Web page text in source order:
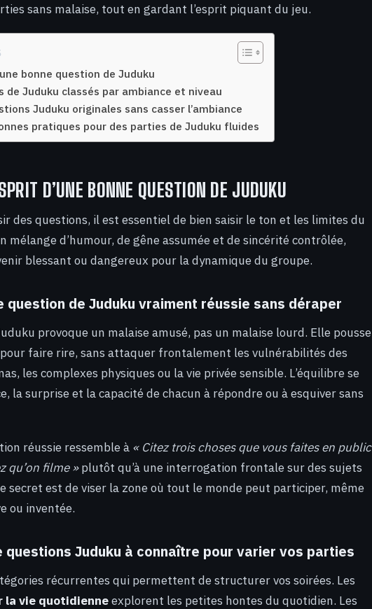
sans malaise, tout en gardant l’esprit piquant du jeu.
bonne question de Juduku
de Juduku classés par ambiance et niveau
Juduku originales sans casser l’ambiance
pratiques pour des parties de Juduku fluides
D’UNE BONNE QUESTION DE JUDUKU
des questions, il est essentiel de bien saisir le ton et les limites du
mélange d’humour, de gêne assumée et de sincérité contrôlée,
blessant ou dangereux pour la dynamique du groupe.
question de Juduku vraiment réussie sans déraper
provoque un malaise amusé, pas un malaise lourd. Elle pousse
faire rire, sans attaquer frontalement les vulnérabilités des
les complexes physiques ou la vie privée sensible. L’équilibre se
la surprise et la capacité de chacun à répondre ou à esquiver sans
réussie ressemble à « Citez trois choses que vous faites en public
qu’on filme »plutôt qu’à une interrogation frontale sur des sujets
secret est de viser la zone où tout le monde peut participer, même
ou inventée.
questions Juduku à connaître pour varier vos parties
récurrentes qui permettent de structurer vos soirées. Les
la vie quotidienneexplorent les petites hontes du quotidien. Les